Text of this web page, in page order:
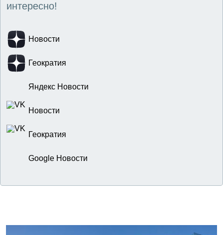
интересно!
Новости
Геократия
Яндекс Новости
Новости
Геократия
Google Новости